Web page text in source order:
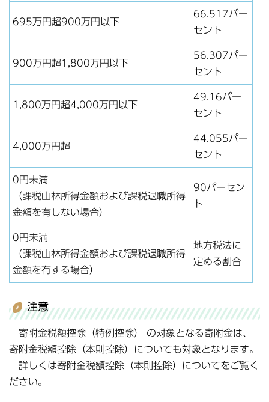
695万円超900万円以下
66.517パー
セント
900万円超1,800万円以下
56.307パー
セント
1,800万円超4,000万円以下
49.16パー
セント
4,000万円超
44.055パー
セント
0円未満
（課税山林所得金額および課税退職所得
金額を有しない場合）
90パーセン
ト
0円未満
（課税山林所得金額および課税退職所得
金額を有する場合）
地方税法に
定める割合
注意
寄附金税額控除（特例控除） の対象となる寄附金は、
寄附金税額控除（本則控除）についても対象となります。
詳しくは寄附金税額控除（本則控除）についてをご覧く
ださい。